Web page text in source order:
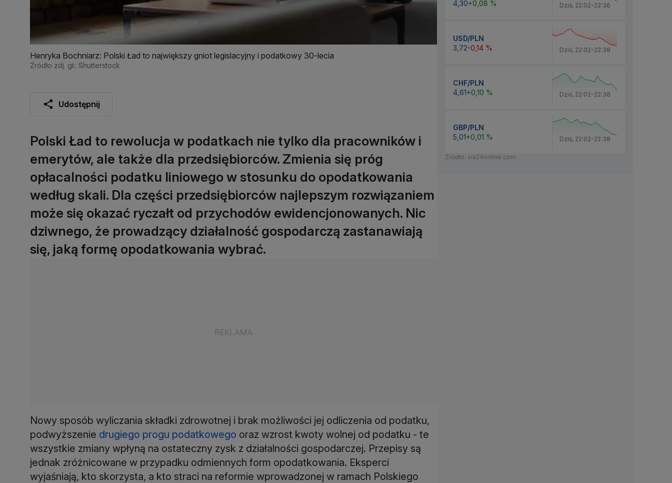
Henryka Bochniarz: Polski Ład to największy gniot legislacyjny i podatkowy 30-lecia
Źródło zdj. gł.: Shutterstock
Udostępnij
Polski Ład to rewolucja w podatkach nie tylko dla pracowników i
emerytów, ale także dla przedsiębiorców. Zmienia się próg
opłacalności podatku liniowego w stosunku do opodatkowania
według skali. Dla części przedsiębiorców najlepszym rozwiązaniem
może się okazać ryczałt od przychodów ewidencjonowanych. Nic
dziwnego, że prowadzący działalność gospodarczą zastanawiają
się, jaką formę opodatkowania wybrać.
Nowy sposób wyliczania składki zdrowotnej i brak możliwości jej odliczenia od podatku,
podwyższenie drugiego progu podatkowego oraz wzrost kwoty wolnej od podatku - te
wszystkie zmiany wpłyną na ostateczny zysk z działalności gospodarczej. Przepisy są
jednak zróżnicowane w przypadku odmiennych form opodatkowania. Eksperci
wyjaśniają, kto skorzysta, a kto straci na reformie wprowadzonej w ramach Polskiego
4,30+0,08 % Dziś, 22:02-22:36
USD/PLN
3,72-0,14 % Dziś, 22:02-22:38
CHF/PLN
4,61+0,10 % Dziś, 22:02-22:38
GBP/PLN
5,01+0,01 % Dziś, 22:02-22:38
Źródło: via24online.com